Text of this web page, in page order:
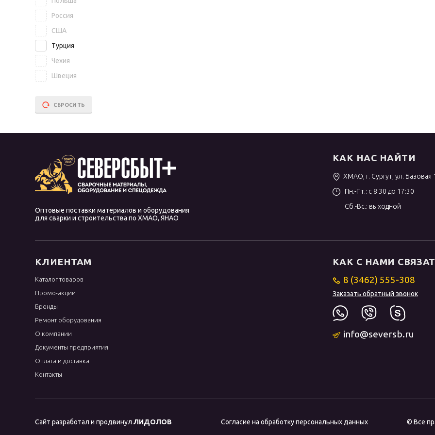
Россия
США
Турция
Чехия
Швеция
СБРОСИТЬ
Оптовые поставки материалов и оборудования
для сварки и строительства по ХМАО, ЯНАО
КАК НАС НАЙТИ
ХМАО, г. Сургут, ул. Базовая
Пн.-Пт.: с 8:30 до 17:30
Сб.-Вс.: выходной
КЛИЕНТАМ
Каталог товаров
Промо-акции
Бренды
Ремонт оборудования
О компании
Документы предприятия
Оплата и доставка
Контакты
КАК С НАМИ
8 (3462) 555-308
Заказать обратный звонок
info@seversb.ru
Сайт разработал и продвинулЛИДОЛОВ Согласие на обработку персональных данных © Все